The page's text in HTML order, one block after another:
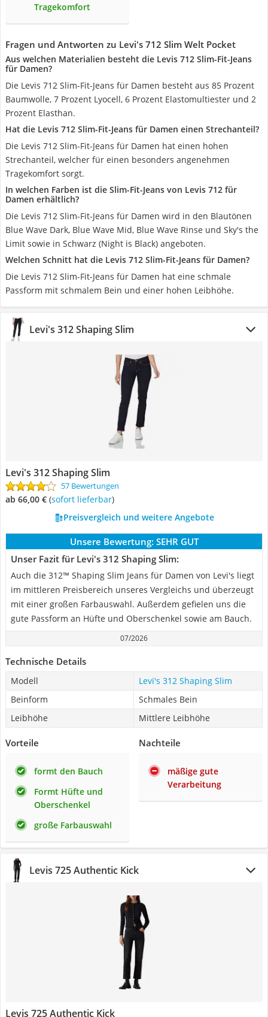
Tragekomfort
Fragen und Antworten zu Levi's 712 Slim Welt Pocket
Aus welchen Materialien besteht die Levis 712 Slim-Fit-Jeans
für Damen?
Die Levis 712 Slim-Fit-Jeans für Damen besteht aus 85 Prozent
Baumwolle, 7 Prozent Lyocell, 6 Prozent Elastomultiester und 2
Prozent Elasthan.
Hat die Levis 712 Slim-Fit-Jeans für Damen einen Strechanteil?
Die Levis 712 Slim-Fit-Jeans für Damen hat einen hohen
Strechanteil, welcher für einen besonders angenehmen
Tragekomfort sorgt.
In welchen Farben ist die Slim-Fit-Jeans von Levis 712 für
Damen erhältlich?
Die Levis 712 Slim-Fit-Jeans für Damen wird in den Blautönen
Blue Wave Dark, Blue Wave Mid, Blue Wave Rinse und Sky's the
Limit sowie in Schwarz (Night is Black) angeboten.
Welchen Schnitt hat die Levis 712 Slim-Fit-Jeans für Damen?
Die Levis 712 Slim-Fit-Jeans für Damen hat eine schmale
Passform mit schmalem Bein und einer hohen Leibhöhe.
Levi's 312 Shaping Slim
Levi's 312 Shaping Slim
57 Bewertungen
ab 66,00 € ( Sofort lieferbar)
Preisvergleich und weitere Angebote
Unsere Bewertung: SEHR GUT
Unser Fazit für Levi's 312 Shaping Slim:
Auch die 312™ Shaping Slim Jeans für Damen von Levi's liegt
im mittleren Preisbereich unseres Vergleichs und überzeugt
mit einer großen Farbauswahl. Außerdem gefielen uns die
gute Passform an Hüfte und Oberschenkel sowie am Bauch.
07/2026
Technische Details
Modell
Levi's 312 Shaping Slim
Beinform
Schmales Bein
Leibhöhe
Mittlere Leibhöhe
Vorteile
formt den Bauch
Formt Hüfte und
Oberschenkel
große Farbauswahl
Nachteile
mäßige gute
Verarbeitung
Levis 725 Authentic Kick
Levis 725 Authentic Kick